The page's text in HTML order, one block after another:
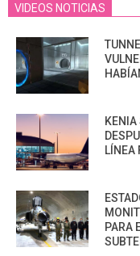
VIDEOS NOTICIAS
KENIA
LÍNEA
PARA